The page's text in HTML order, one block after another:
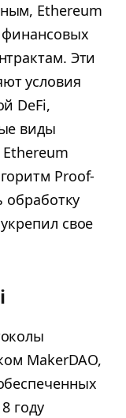
Ethereum
финансовых
Эти
условия
DeFi,
виды
Ethereum
Proof-
обработку
свое
MakerDAO,
году